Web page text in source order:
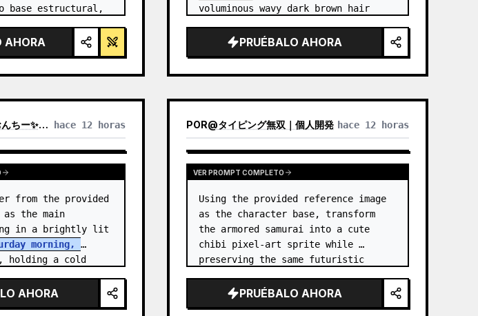
base estructural,
3D
Reemplaza las
AHORA
voluminous wavy dark brown hair
PRUÉBALO AHORA
し声ASMRとAI hace 12 horas
from the provided
as the main
in a brightly lit
morning,
, holding a cold
AHORA
POR@タイピング無双｜個人開発 hace 12 horas
VER PROMPT COMPLETO
Using the provided reference image
as the character base, transform
the armored samurai into a cute
chibi pixel-art sprite while
preserving the same futuristic
helmet, black/teal/magenta color
accents, glowing cyan energy
PRUÉBALO AHORA